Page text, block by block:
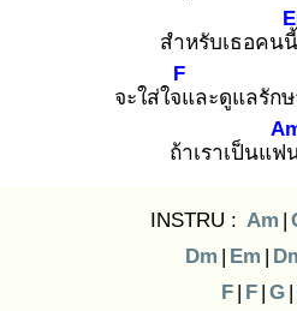
สำหรับเธอคน
จะใส่ใจแ
F
ละดูแลรัก
ถ้าเราเป็นแฟ
INSTRU : Am |
Dm | Em |
F | F | G |